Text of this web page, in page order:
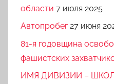
области 7 июля 2025
Автопробег 27 июня
81-я годовщина
фашистских
ИМЯ ДИВИЗИИ –